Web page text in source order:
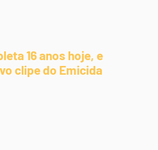
16 anos hoje, e
clipe do Emicida